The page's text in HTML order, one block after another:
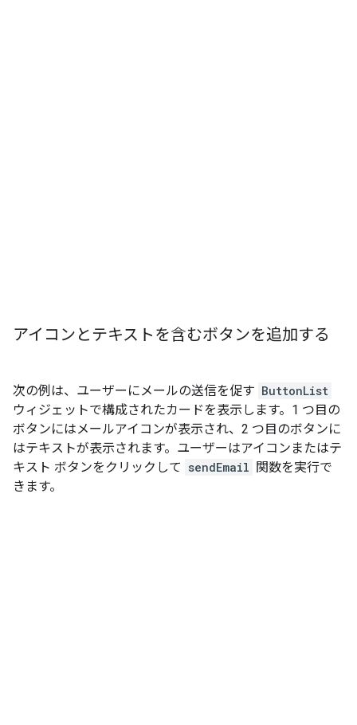
アイコンとテキストを含むボタンを追加する
次の例は、ユーザーにメールの送信を促す ButtonList
ウィジェットで構成されたカードを表示します。1 つ目の
ボタンにはメールアイコンが表示され、2 つ目のボタンに
はテキストが表示されます。ユーザーはアイコンまたはテ
キスト ボタンをクリックして sendEmail 関数を実行で
きます。